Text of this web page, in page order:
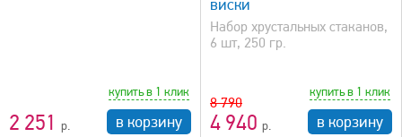
2 251
купить в 1 клик
в корзину
виски
Набор хрустальных стаканов,
6 шт, 250 гр.
8 790
4 940
купить в 1 клик
в корзину